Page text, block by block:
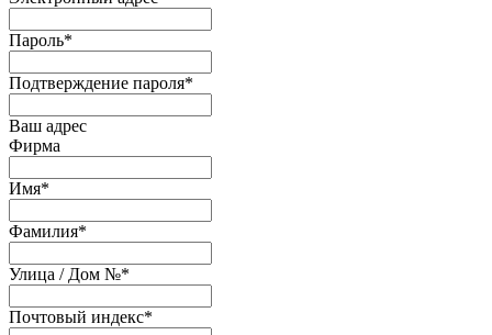
Пароль*
Подтверждение пароля*
Ваш адрес
Фирма
Имя*
Фамилия*
Улица / Дом №*
Почтовый индекс*